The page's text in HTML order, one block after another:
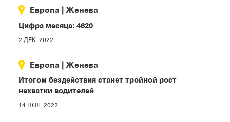
Европа | Женева
Цифра месяца: 4620
2 ДЕК. 2022
Европа | Женева
Итогом бездействия станет тройной рост
нехватки водителей
14 НОЯ. 2022